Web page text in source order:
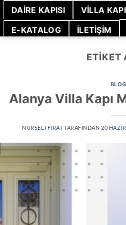
DAIRE KAPISI VILLA
E-KATALOG
İLETIŞIM
ETIKET
BLOG
Alanya Villa Kapı
NURSELI FIRATTARAFINDAN 20